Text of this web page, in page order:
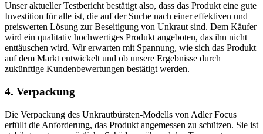
Unser aktueller Testbericht bestätigt also, dass das Produkt eine gute
Investition für alle ist, die auf der Suche nach einer effektiven und
preiswerten Lösung zur Beseitigung von Unkraut sind. Dem Käufer
wird ein qualitativ hochwertiges Produkt angeboten, das ihn nicht
enttäuschen wird. Wir erwarten mit Spannung, wie sich das Produkt
auf dem Markt entwickelt und ob unsere Ergebnisse durch
zukünftige Kundenbewertungen bestätigt werden.
4. Verpackung
Die Verpackung des Unkrautbürsten-Modells von Adler Focus
erfüllt die Anforderung, das Produkt angemessen zu schützen. Sie ist